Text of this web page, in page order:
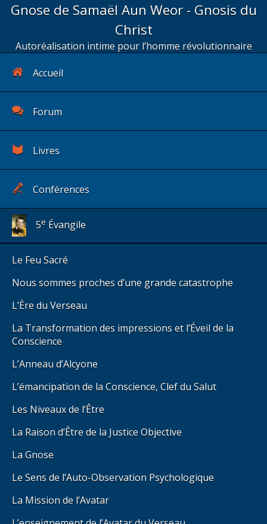
Gnose de Samaël Aun Weor - Gnosis du
Christ
Autoréalisation intime pour l’homme révolutionnaire
Accueil
Forum
Livres
Conférences
5e Évangile
Le Feu Sacré
Nous sommes proches d’une grande catastrophe
L’Ère du Verseau
La Transformation des impressions et l’Éveil de la
Conscience
L’Anneau d’Alcyone
L’émancipation de la Conscience, Clef du Salut
Les Niveaux de l’Être
La Raison d’Être de la Justice Objective
La Gnose
Le Sens de l’Auto-Observation Psychologique
La Mission de l’Avatar